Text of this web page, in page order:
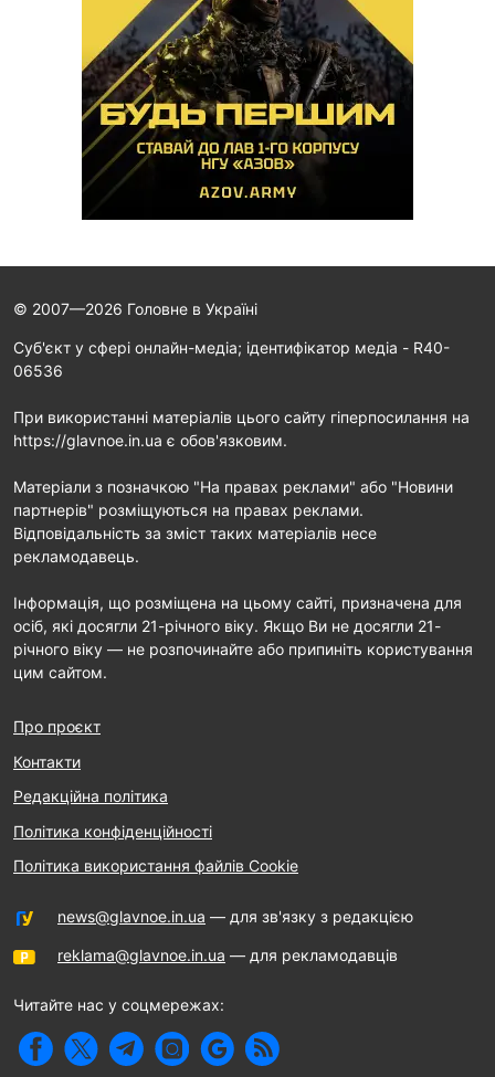
© 2007—2026 Головне в Україні
Cуб'єкт у сфері онлайн-медіа; ідентифікатор медіа - R40-
06536
При використанні матеріалів цього сайту гіперпосилання на
https://glavnoe.in.ua є обов'язковим.
Матеріали з позначкою "На правах реклами" або "Новини
партнерів" розміщуються на правах реклами.
Відповідальність за зміст таких матеріалів несе
рекламодавець.
Інформація, що розміщена на цьому сайті, призначена для
осіб, які досягли 21-річного віку. Якщо Ви не досягли 21-
річного віку — не розпочинайте або припиніть користування
цим сайтом.
Про проєкт
Контакти
Редакційна політика
Політика конфіденційності
Політика використання файлів Cookie
news@glavnoe.in.ua — для зв'язку з редакцією
reklama@glavnoe.in.ua — для рекламодавців
Читайте нас у соцмережах: